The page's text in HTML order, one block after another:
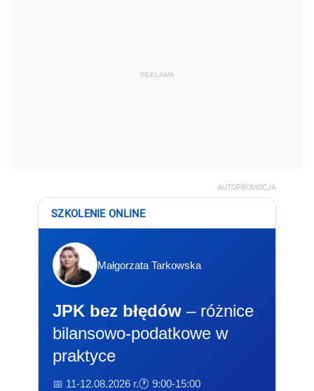
REKLAMA
AUTOPROMOCJA
SZKOLENIE ONLINE
Małgorzata Tarkowska
JPK bez błędów – różnice
bilansowo-podatkowe w
praktyce
📅 11-12.08.2026 r.🕐 9:00-15:00